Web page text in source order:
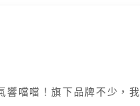
響噹噹！旗下品牌不少，